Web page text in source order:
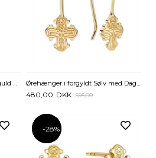
Vedhæng i 8 kt. Guld og Hvidguld med Livets Træ Ørehænger i forgyldt Sølv med Dagmarkors
480,00 DKK 695,00
-28%
-28%